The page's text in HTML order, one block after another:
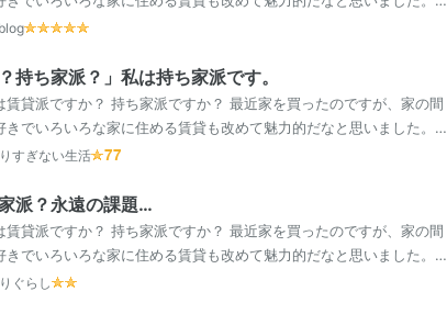
？」 このテーマ、難しいで…
持ち家派？」私は持ち家派です。
賃貸派ですか？ 持ち家派ですか？ 最近家を買ったのですが、家の間
きでいろいろな家に住める賃貸も改めて魅力的だなと思いました。皆
か？」 こんにちは、れいです…
すぎない生活
派？永遠の課題…
賃貸派ですか？ 持ち家派ですか？ 最近家を買ったのですが、家の間
きでいろいろな家に住める賃貸も改めて魅力的だなと思いました。皆
か？」 賃貸派か持ち家派か………
ぐらし